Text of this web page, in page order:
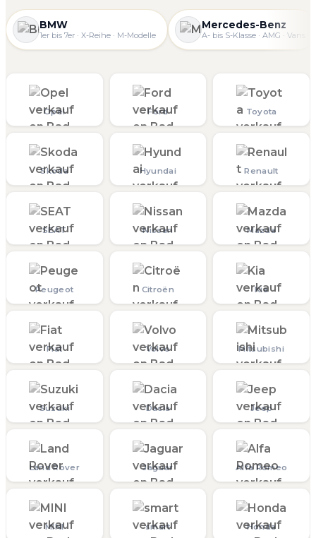
BMW
1er bis 7er · X-Reihe · M-Modelle
Mercedes-Benz
A- bis S-Klasse · AMG · Vans
Opel Ford Toyota
Skoda Hyundai Renault
SEAT Nissan Mazda
Peugeot Citroën Kia
Fiat Volvo Mitsubishi
Suzuki Dacia Jeep
Land Rover Jaguar Alfa Romeo
MINI smart Honda